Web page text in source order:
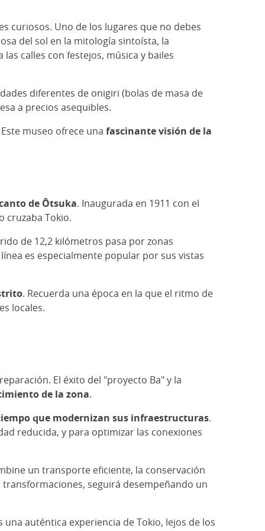
curiosos. Uno de los lugares que no debes
del sol en la mitología sintoísta, la
calles con festejos, música y bailes
diferentes de onigiri (bolas de masa de
a precios asequibles.
museo ofrece una fascinante visión de la
de Ôtsuka. Inaugurada en 1911 con el
cruzaba Tokio.
de 12,2 kilómetros pasa por zonas
es especialmente popular por sus vistas
. Recuerda una época en la que el ritmo de
locales.
El éxito del "proyecto Ba" y la
de la zona.
que modernizan sus infraestructuras.
reducida, y para optimizar las conexiones
un transporte eficiente, la conservación
seguirá desempeñando un
auténtica experiencia de Tokio, lejos de los